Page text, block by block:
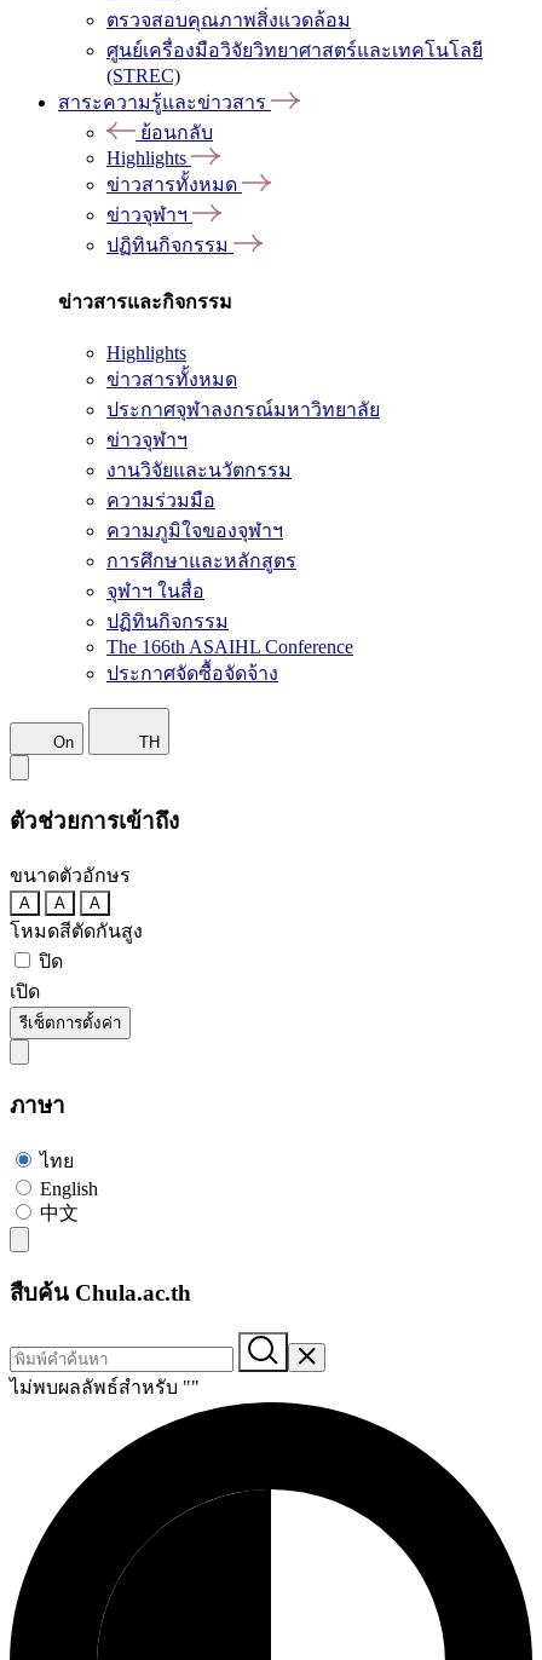
ตรวจสอบคุณภาพสิ่งแวดล้อม
ศูนย์เครื่องมือวิจัยวิทยาศาสตร์และเทคโนโลยี
(STREC)
สาระความรู้และข่าวสาร
ย้อนกลับ
Highlights
ข่าวสารทั้งหมด
ข่าวจุฬาฯ
ปฏิทินกิจกรรม
ข่าวสารและกิจกรรม
Highlights
ข่าวสารทั้งหมด
ประกาศจุฬาลงกรณ์มหาวิทยาลัย
ข่าวจุฬาฯ
งานวิจัยและนวัตกรรม
ความร่วมมือ
ความภูมิใจของจุฬาฯ
การศึกษาและหลักสูตร
จุฬาฯ ในสื่อ
ปฏิทินกิจกรรม
The 166th ASAIHL Conference
ประกาศจัดซื้อจัดจ้าง
On TH
ตัวช่วยการเข้าถึง
ขนาดตัวอักษร
A A A
โหมดสีตัดกันสูง
ปิด
เปิด
รีเซ็ตการตั้งค่า
ภาษา
ไทย
English
中文
สืบค้น Chula.ac.th
ไม่พบผลลัพธ์สำหรับ ""